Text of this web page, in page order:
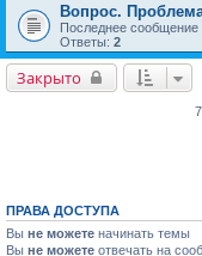
Вопрос.
Последнее сообщение
Ответы: 2
Закрыто
ПРАВА ДОСТУПА
Вы не можете начинать темы
Вы не можете отвечать на